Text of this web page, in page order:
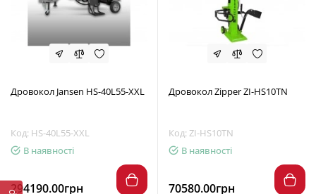
Дровокол Jansen HS-40L55-XXL
Код: HS-40L55-XXL
В наявності
294190.00грн
Дровокол Zipper ZI-HS10TN
Код: ZI-HS10TN
В наявності
70580.00грн